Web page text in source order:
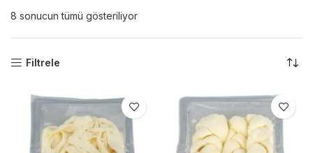
8 sonucun tümü gösteriliyor
Filtrele